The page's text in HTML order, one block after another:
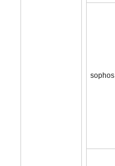
sophos